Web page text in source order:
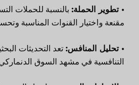
• تطوير الحملة: بالنسبة للحملات
مقنعة واختيار القنوات المناسبة
• تحليل المنافس: تعد التحديثات
التنافسية في مشهد السوق الدنماركي